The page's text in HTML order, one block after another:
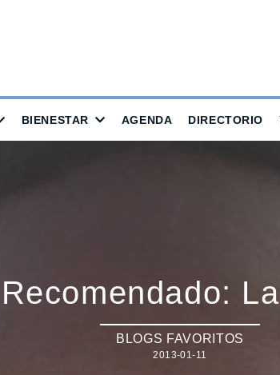
BIENESTAR AGENDA DIRECTORIO
Recomendado:
BLOGS FAVORITOS
2013-01-11